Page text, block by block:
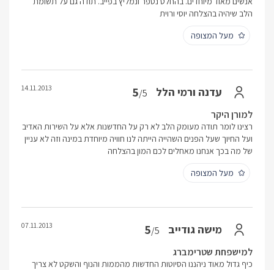
הלב שיהיה בהצלחה יוסי ורוית
מעל המצופה
עדנה ורמי הלל 5/5
14.11.2013
למורן היקר
רצינו לומר תודה מעומק הלב לא רק על החדשנות אלא על השירות האדיב
ועל החיוך שעל הפנים השהייה הייתה לנו חוויה מיוחדת במינה וזה לא עניין
של מה בכך אנחנו מאחלים לכם המון בהצלחה
מעל המצופה
מישה גודייב 5/5
07.11.2013
למישפחת שטרימברג
כיף גדול מאוד ניהננו הסיוטות החדשות מהממות והנוף והשקט לא צריך